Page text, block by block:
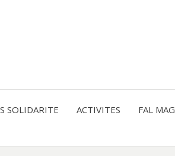
SOLIDARITE ACTIVITES FAL MAG